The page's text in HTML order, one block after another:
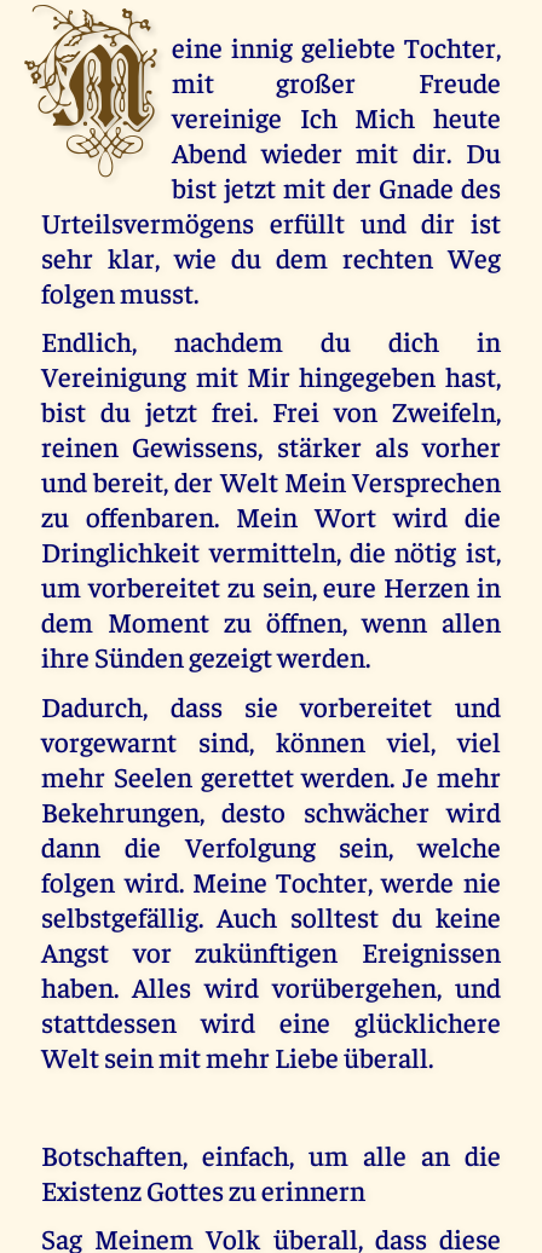
M eine innig geliebte Tochter,
mit großer Freude
vereinige Ich Mich heute
Abend wieder mit dir. Du
bist jetzt mit der Gnade des
Urteilsvermögens erfüllt und dir ist
sehr klar, wie du dem rechten Weg
folgen musst.
Endlich, nachdem du dich in
Vereinigung mit Mir hingegeben hast,
bist du jetzt frei. Frei von Zweifeln,
reinen Gewissens, stärker als vorher
und bereit, der Welt Mein Versprechen
zu offenbaren. Mein Wort wird die
Dringlichkeit vermitteln, die nötig ist,
um vorbereitet zu sein, eure Herzen in
dem Moment zu öffnen, wenn allen
ihre Sünden gezeigt werden.
Dadurch, dass sie vorbereitet und
vorgewarnt sind, können viel, viel
mehr Seelen gerettet werden. Je mehr
Bekehrungen, desto schwächer wird
dann die Verfolgung sein, welche
folgen wird. Meine Tochter, werde nie
selbstgefällig. Auch solltest du keine
Angst vor zukünftigen Ereignissen
haben. Alles wird vorübergehen, und
stattdessen wird eine glücklichere
Welt sein mit mehr Liebe überall.
Botschaften, einfach, um alle an die
Existenz Gottes zu erinnern
Sag Meinem Volk überall, dass diese